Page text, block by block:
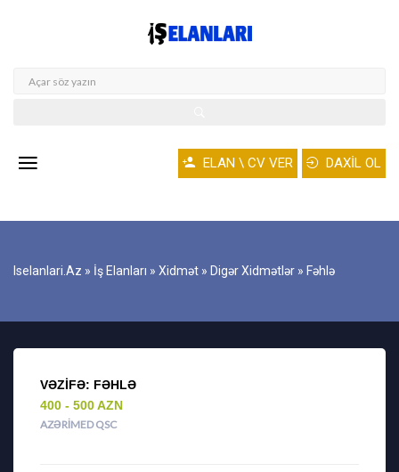
ELAN \ CV VER DAXİL OL
Iselanlari.az » İş Elanları » Xidmət » Digər Xidmətlər » Fəhlə
VƏZIFƏ: FƏHLƏ
400 - 500 AZN
AZƏRIMED QSC